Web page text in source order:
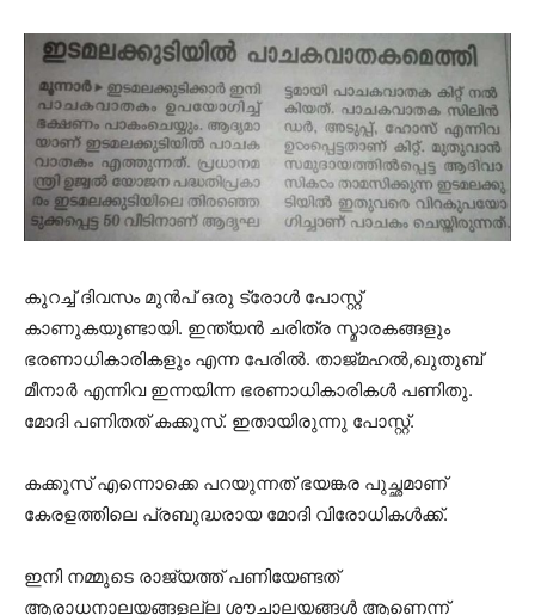
കുറച്ച് ദിവസം മുൻപ് ഒരു ട്രോൾ പോസ്റ്റ്
കാണുകയുണ്ടായി. ഇന്ത്യൻ ചരിത്ര സ്മാരകങ്ങളും
ഭരണാധികാരികളും എന്ന പേരിൽ. താജ്മഹൽ,ഖുതുബ്
മീനാർ എന്നിവ ഇന്നയിന്ന ഭരണാധികാരികൾ പണിതു.
മോദി പണിതത് കക്കൂസ്. ഇതായിരുന്നു പോസ്റ്റ്.
കക്കൂസ് എന്നൊക്കെ പറയുന്നത് ഭയങ്കര പുച്ഛമാണ്
കേരളത്തിലെ പ്രബുദ്ധരായ മോദി വിരോധികൾക്ക്.
ഇനി നമ്മുടെ രാജ്യത്ത് പണിയേണ്ടത്
ആരാധനാലയങ്ങളല്ല ശൗചാലയങ്ങൾ ആണെന്ന്